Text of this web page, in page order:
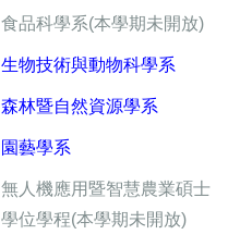
食品科學系(本學期未開放)
生物技術與動物科學系
森林暨自然資源學系
園藝學系
無人機應用暨智慧農業碩士
學位學程(本學期未開放)